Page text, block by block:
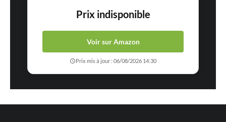
Prix indisponible
Voir sur Amazon
Prix mis à jour : 06/08/2026 14:30